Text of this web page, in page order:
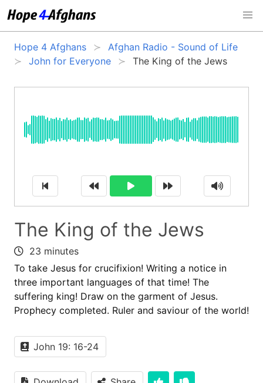
Hope 4 Afghans
Afghan Radio - Sound of Life
John for Everyone
The King of the Jews
The King of the Jews
23 minutes
To take Jesus for crucifixion! Writing a notice in
three important languages of that time! The
suffering king! Draw on the garment of Jesus.
Prophecy completed. Ruler and saviour of the world!
John 19: 16-24